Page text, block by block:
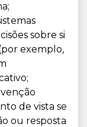
sobre si
exemplo,
de vista se
ou resposta